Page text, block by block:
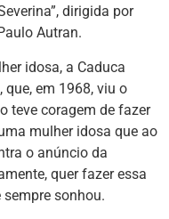
dirigida por
Autran.
idosa, a Caduca
que, em 1968, viu o
teve coragem de fazer
mulher idosa que ao
o anúncio da
quer fazer essa
sonhou.